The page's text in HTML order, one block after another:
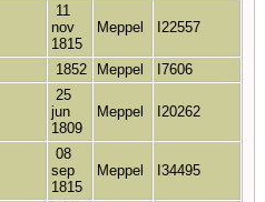
11
nov
1815
Meppel I22557
1852 Meppel I7606
25
jun
1809
Meppel I20262
08
sep
1815
Meppel I34495